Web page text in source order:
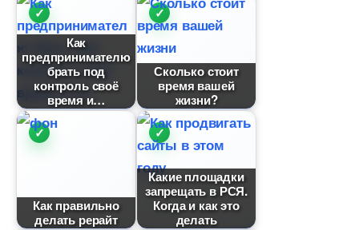
Как
предпринимателю
рать под
контроль своё
ремя и
Сколько стоит
ремя вашей
жизни?
Как правильно
делать рерайт
Какие площадки
запрещать в РСЯ.
Когда и как это
делать